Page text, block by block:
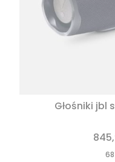
Głośniki jbl